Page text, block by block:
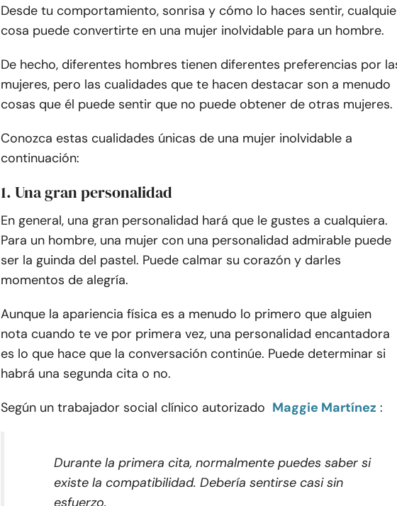
Desde tu comportamiento, sonrisa y cómo lo haces sentir,
cosa puede convertirte en una mujer inolvidable para un hombre.
De hecho, diferentes hombres tienen diferentes preferencias por
mujeres, pero las cualidades que te hacen destacar son a menudo
cosas que él puede sentir que no puede obtener de otras mujeres.
Conozca estas cualidades únicas de una mujer inolvidable a
continuación:
1. Una gran personalidad
En general, una gran personalidad hará que le gustes a cualquiera.
Para un hombre, una mujer con una personalidad admirable puede
ser la guinda del pastel. Puede calmar su corazón y darles
momentos de alegría.
Aunque la apariencia física es a menudo lo primero que alguien
nota cuando te ve por primera vez, una personalidad encantadora
es lo que hace que la conversación continúe. Puede determinar si
habrá una segunda cita o no.
Según un trabajador social clínico autorizado Maggie Martínez :
Durante la primera cita, normalmente puedes saber si
existe la compatibilidad. Debería sentirse casi sin
esfuerzo.